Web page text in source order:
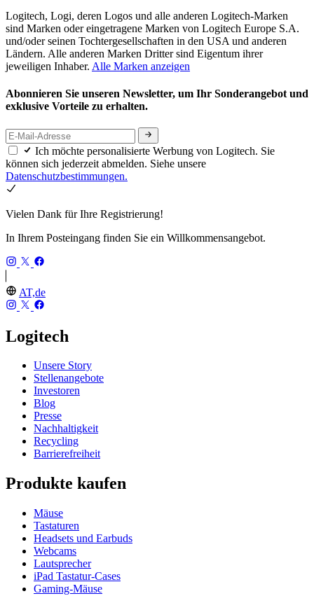
Logitech, Logi, deren Logos und alle anderen Logitech-Marken
sind Marken oder eingetragene Marken von Logitech Europe S.A.
und/oder seinen Tochtergesellschaften in den USA und anderen
Ländern. Alle anderen Marken Dritter sind Eigentum ihrer
jeweiligen Inhaber. Alle Marken anzeigen
Abonnieren Sie unseren Newsletter, um Ihr Sonderangebot und
exklusive Vorteile zu erhalten.
Ich möchte personalisierte Werbung von Logitech. Sie
können sich jederzeit abmelden. Siehe unsere
Datenschutzbestimmungen.
Vielen Dank für Ihre Registrierung!
In Ihrem Posteingang finden Sie ein Willkommensangebot.
AT,de
Logitech
Unsere Story
Stellenangebote
Investoren
Blog
Presse
Nachhaltigkeit
Recycling
Barrierefreiheit
Produkte kaufen
Mäuse
Tastaturen
Headsets und Earbuds
Webcams
Lautsprecher
iPad Tastatur-Cases
Gaming-Mäuse